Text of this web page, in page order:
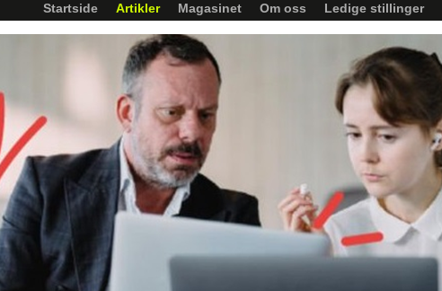
Startside Artikler Magasinet Om oss Ledige stillinger